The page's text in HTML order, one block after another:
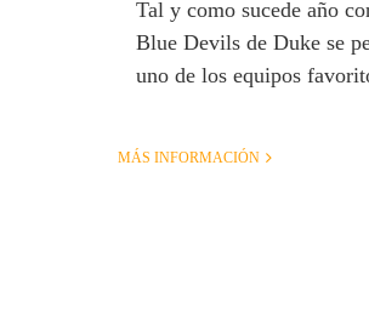
Tal y como sucede año
Blue Devils de Duke se
uno de los equipos
MÁS INFORMACIÓN